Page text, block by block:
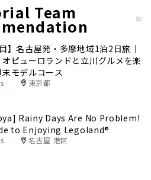
Team
目】名古屋発・多摩地域1泊2日旅｜
オピューロランドと立川グルメを楽
末モデルコース
東京都
Rainy Days Are No Problem!
to Enjoying Legoland®️
名古屋 港区